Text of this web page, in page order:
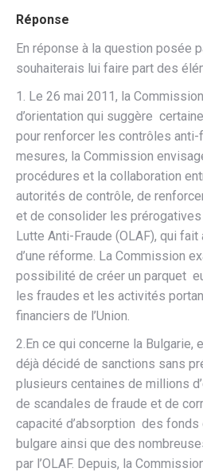
Réponse
En réponse à la question posée
souhaiterais lui faire part des
1. Le 26 mai 2011, la
d’orientation qui suggère
pour renforcer les contrôles anti-
mesures, la Commission
procédures et la collaboration
autorités de contrôle, de
et de consolider les prérogatives
Lutte Anti-Fraude (OLAF), qui fait
d’une réforme. La Commission
possibilité de créer un parquet
les fraudes et les activités
financiers de l’Union.
2.En ce qui concerne la Bulgarie,
déjà décidé de sanctions sans
plusieurs centaines de millions
de scandales de fraude et de
capacité d’absorption des fonds
bulgare ainsi que des
par l’OLAF. Depuis, la